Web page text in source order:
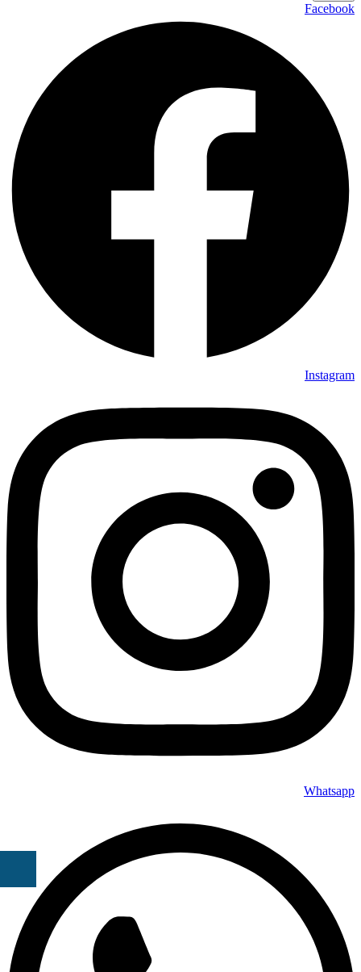
Facebook
Instagram
Whatsapp